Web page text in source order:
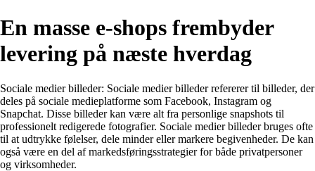
En masse e-shops frembyder
levering på næste hverdag
Sociale medier billeder: Sociale medier billeder refererer til billeder, der
deles på sociale medieplatforme som Facebook, Instagram og
Snapchat. Disse billeder kan være alt fra personlige snapshots til
professionelt redigerede fotografier. Sociale medier billeder bruges ofte
til at udtrykke følelser, dele minder eller markere begivenheder. De kan
også være en del af markedsføringsstrategier for både privatpersoner
og virksomheder.